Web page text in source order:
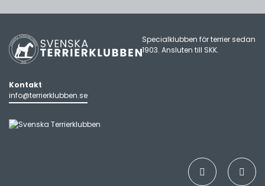
Specialklubben för terrier sedan
1903. Ansluten till SKK.
Kontakt
info@terrierklubben.se